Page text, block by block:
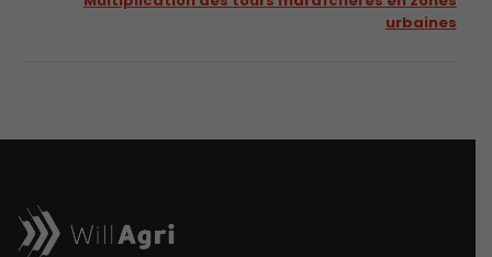
urbaines